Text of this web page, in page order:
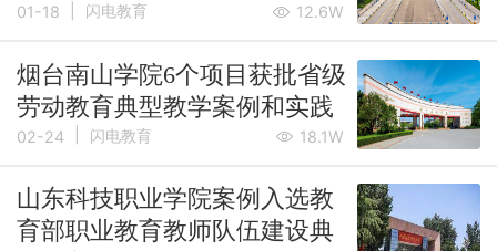
典型案例
01-18 闪电教育 12.6W
烟台南山学院6个项目获批省级
劳动教育典型教学案例和实践
项目
02-24 闪电教育 18.1W
山东科技职业学院案例入选教
育部职业教育教师队伍建设典